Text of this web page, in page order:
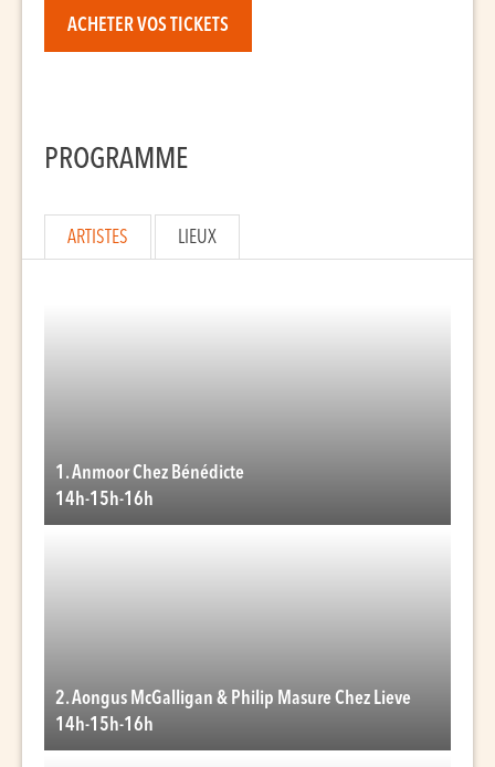
ACHETER VOS TICKETS
PROGRAMME
ARTISTES LIEUX
1. Anmoor Chez Bénédicte
14h-15h-16h
2. Aongus McGalligan & Philip Masure Chez Lieve
14h-15h-16h